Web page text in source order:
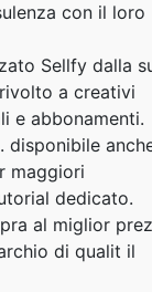
con il loro
Sellfy dalla
a creativi
e abbonamenti.
disponibile
maggiori
dedicato.
al miglior
di qualit il